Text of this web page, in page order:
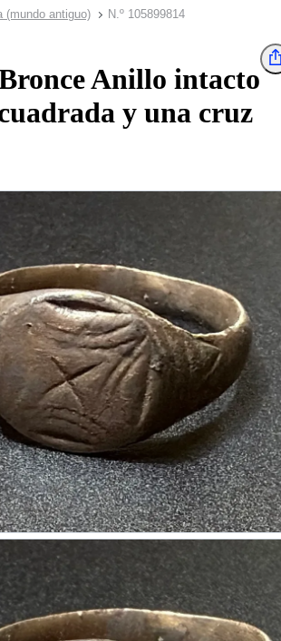
(mundo antiguo) N.º 105899814
Anillo intacto
y una cruz